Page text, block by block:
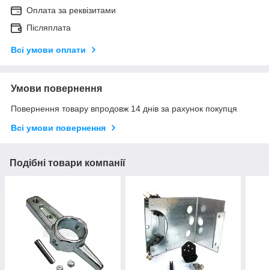
Оплата за реквізитами
Післяплата
Всі умови оплати
Умови повернення
Повернення товару впродовж 14 днів за рахунок покупця
Всі умови повернення
Подібні товари компанії